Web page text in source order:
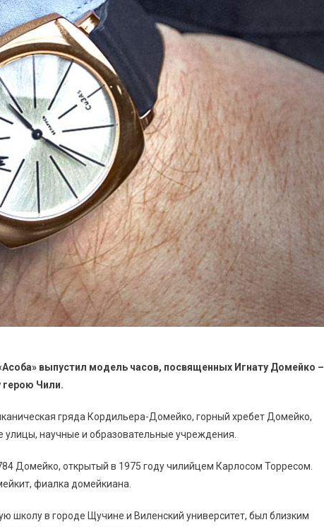
выпустил модель часов, посвященных Игнату Домейко –
герою Чили.
гряда Кордильера-Домейко, горный хребет Домейко,
научные и образовательные учреждения.
Домейко, открытый в 1975 году чилийцем Карлосом Торресом.
фиалка домейкиана.
школу в городе Щучине и Виленский университет, был близким